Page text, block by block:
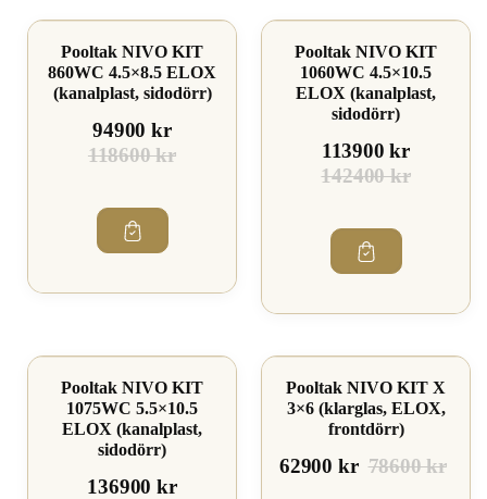
Pooltak NIVO KIT
860WC 4.5×8.5 ELOX
(kanalplast, sidodörr)
94900 kr
118600 kr
Pooltak NIVO KIT
1060WC 4.5×10.5
ELOX (kanalplast,
sidodörr)
113900 kr
142400 kr
Pooltak NIVO KIT
1075WC 5.5×10.5
ELOX (kanalplast,
sidodörr)
136900 kr
Pooltak NIVO KIT X
3×6 (klarglas, ELOX,
frontdörr)
62900 kr 78600 kr